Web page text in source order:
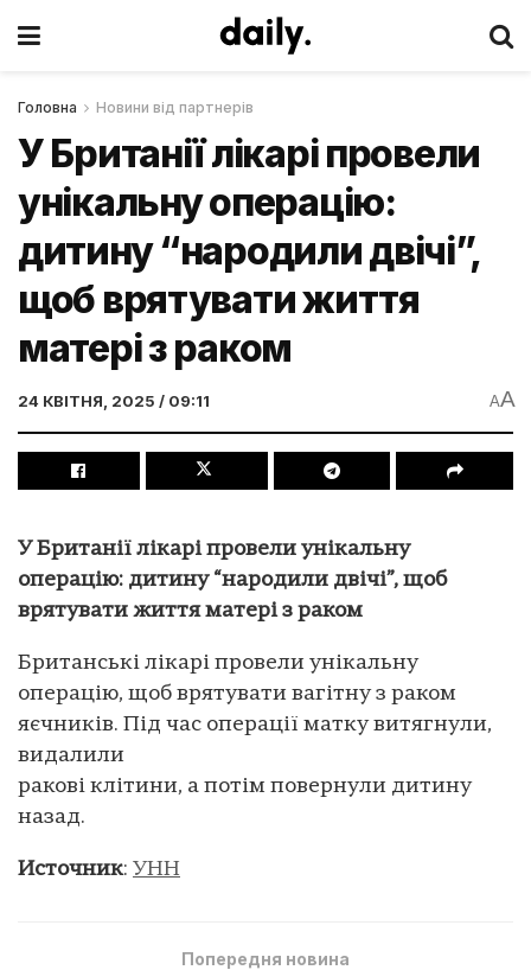
Головна Новини від партнерів
У Британії лікарі провели
унікальну операцію:
дитину “народили двічі”,
щоб врятувати життя
матері з раком
24 КВІТНЯ, 2025 / 09:11 AA
У Британії лікарі провели унікальну
операцію: дитину “народили двічі”, щоб
врятувати життя матері з раком
Британські лікарі провели унікальну
операцію, щоб врятувати вагітну з раком
яєчників. Під час операції матку витягнули,
видалили
ракові клітини, а потім повернули дитину
назад.
Источник: УНН
Попередня новина